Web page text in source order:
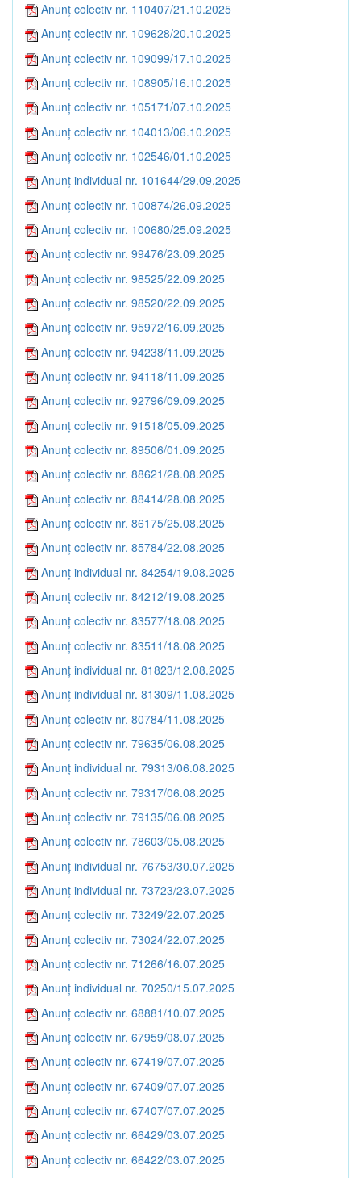
Anunț colectiv nr. 110407/21.10.2025
Anunț colectiv nr. 109628/20.10.2025
Anunț colectiv nr. 109099/17.10.2025
Anunț colectiv nr. 108905/16.10.2025
Anunț colectiv nr. 105171/07.10.2025
Anunț colectiv nr. 104013/06.10.2025
Anunț colectiv nr. 102546/01.10.2025
Anunț individual nr. 101644/29.09.2025
Anunț colectiv nr. 100874/26.09.2025
Anunț colectiv nr. 100680/25.09.2025
Anunț colectiv nr. 99476/23.09.2025
Anunț colectiv nr. 98525/22.09.2025
Anunț colectiv nr. 98520/22.09.2025
Anunț colectiv nr. 95972/16.09.2025
Anunț colectiv nr. 94238/11.09.2025
Anunț colectiv nr. 94118/11.09.2025
Anunț colectiv nr. 92796/09.09.2025
Anunț colectiv nr. 91518/05.09.2025
Anunț colectiv nr. 89506/01.09.2025
Anunț colectiv nr. 88621/28.08.2025
Anunț colectiv nr. 88414/28.08.2025
Anunț colectiv nr. 86175/25.08.2025
Anunț colectiv nr. 85784/22.08.2025
Anunț individual nr. 84254/19.08.2025
Anunț colectiv nr. 84212/19.08.2025
Anunț colectiv nr. 83577/18.08.2025
Anunț colectiv nr. 83511/18.08.2025
Anunț individual nr. 81823/12.08.2025
Anunț individual nr. 81309/11.08.2025
Anunț colectiv nr. 80784/11.08.2025
Anunț colectiv nr. 79635/06.08.2025
Anunț individual nr. 79313/06.08.2025
Anunț colectiv nr. 79317/06.08.2025
Anunț colectiv nr. 79135/06.08.2025
Anunț colectiv nr. 78603/05.08.2025
Anunț individual nr. 76753/30.07.2025
Anunț individual nr. 73723/23.07.2025
Anunț colectiv nr. 73249/22.07.2025
Anunț colectiv nr. 73024/22.07.2025
Anunț colectiv nr. 71266/16.07.2025
Anunț individual nr. 70250/15.07.2025
Anunț colectiv nr. 68881/10.07.2025
Anunț colectiv nr. 67959/08.07.2025
Anunț colectiv nr. 67419/07.07.2025
Anunț colectiv nr. 67409/07.07.2025
Anunț colectiv nr. 67407/07.07.2025
Anunț colectiv nr. 66429/03.07.2025
Anunț colectiv nr. 66422/03.07.2025